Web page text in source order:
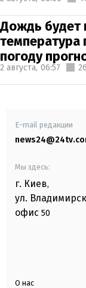
Дождь будет
температура
погоду
2 августа, 06:57
E-mail редакции
Мы здесь:
г. Киев,
ул.
офис 50
О нас